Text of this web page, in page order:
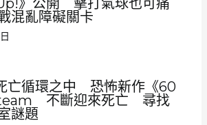
》公開 擊打氣球也可痛
混亂障礙關卡
亡循環之中 恐怖新作《60
不斷迎來死亡 尋找
謎題